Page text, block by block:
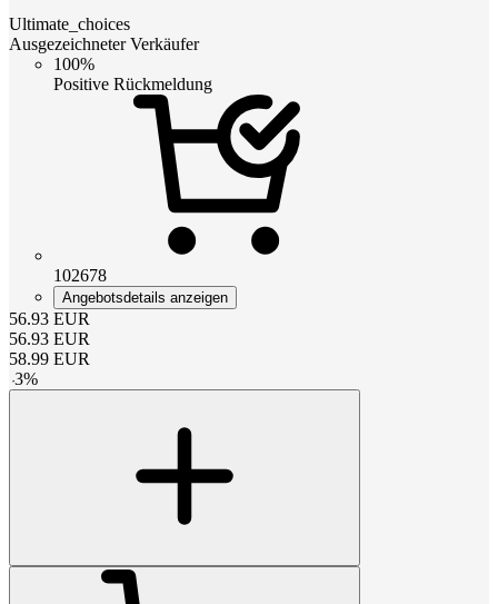
Ultimate_choices
Ausgezeichneter Verkäufer
100%
Positive Rückmeldung
102678
Angebotsdetails anzeigen
56.93 EUR
56.93 EUR
58.99 EUR
-3%